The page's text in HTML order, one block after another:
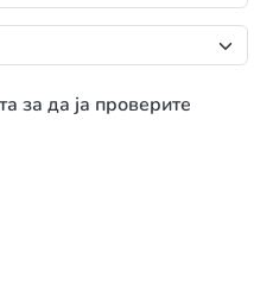
за да ја проверите